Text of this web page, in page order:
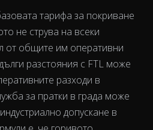
% and EUR/L.
тарифа за покриване
не струва на всеки
от общите им оперативни
разстояния с FTL може
разходи в
за пратки в града може
допускане в